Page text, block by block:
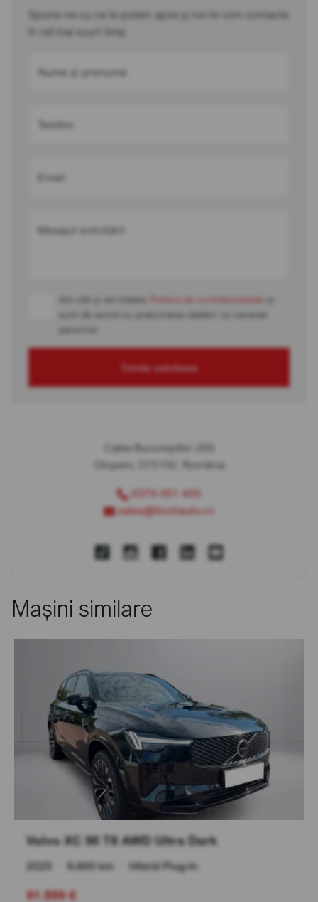
Spune-ne cu ce te putem ajuta și noi te vom contacta
în cel mai scurt timp
Nume și prenume
Telefon
Email
Mesajul solicitării
Am citit și am înțeles Politica de confidențialitate
sunt de acord cu prelucrarea datelor cu caracter
personal
Trimite solicitarea
Calea Bucureștilor 289
Otopeni, 075100, România
0374 451 400
sales@bcchauto.ro
Mașini similare
Volvo XC 90 T8 AWD Ultra Dark
2025 6.600 km Hibrid Plug-In
91.899 €